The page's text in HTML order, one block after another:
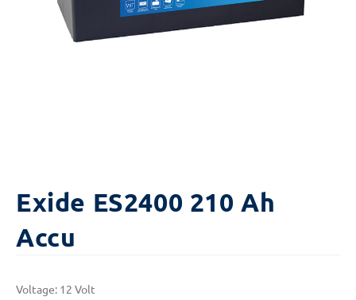
Exide ES2400 210 Ah
Accu
Voltage: 12 Volt